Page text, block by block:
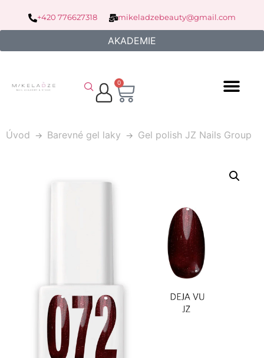
+420 776627318 mikeladzebeauty@gmail.com
AKADEMIE
0
Úvod Barevné gel laky Gel polish JZ Nails Group